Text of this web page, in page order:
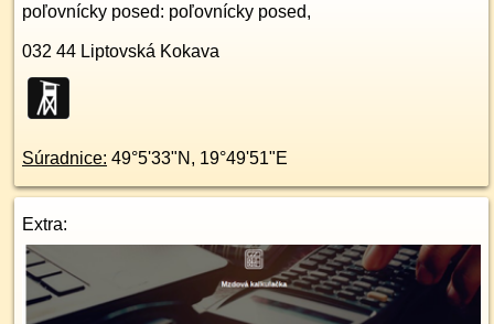
poľovnícky posed: poľovnícky posed,
032 44 Liptovská Kokava
Súradnice: 49°5'33"N , 19°49'51"E
Extra: